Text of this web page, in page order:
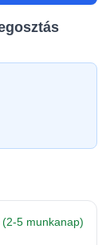
5 munkanap)